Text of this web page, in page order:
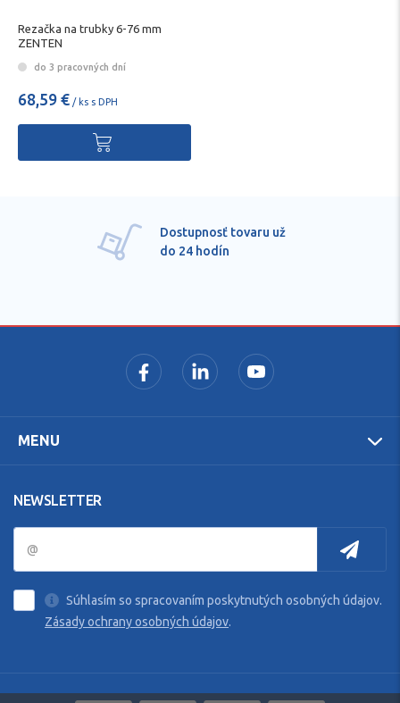
Rezačka na trubky 6-76 mm
ZENTEN
do 3 pracovných dní
68,59 € / ks s DPH
Pre každú položku
technické kvalifikované
MENU
NEWSLETTER
Súhlasím so spracovaním poskytnutých osobných údajov.
Zásady ochrany osobných údajov.